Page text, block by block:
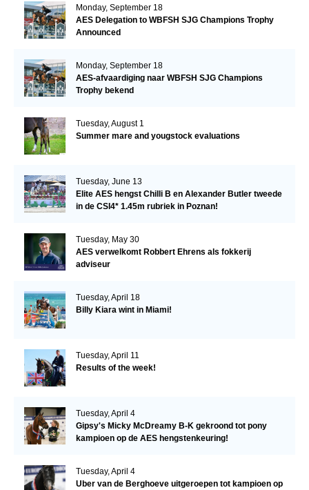
Monday, September 18
AES Delegation to WBFSH SJG Champions Trophy
Announced
Monday, September 18
AES-afvaardiging naar WBFSH SJG Champions
Trophy bekend
Tuesday, August 1
Summer mare and yougstock evaluations
Tuesday, June 13
Elite AES hengst Chilli B en Alexander Butler tweede
in de CSI4* 1.45m rubriek in Poznan!
Tuesday, May 30
AES verwelkomt Robbert Ehrens als fokkerij
adviseur
Tuesday, April 18
Billy Kiara wint in Miami!
Tuesday, April 11
Results of the week!
Tuesday, April 4
Gipsy's Micky McDreamy B-K gekroond tot pony
kampioen op de AES hengstenkeuring!
Tuesday, April 4
Uber van de Berghoeve uitgeroepen tot kampioen op